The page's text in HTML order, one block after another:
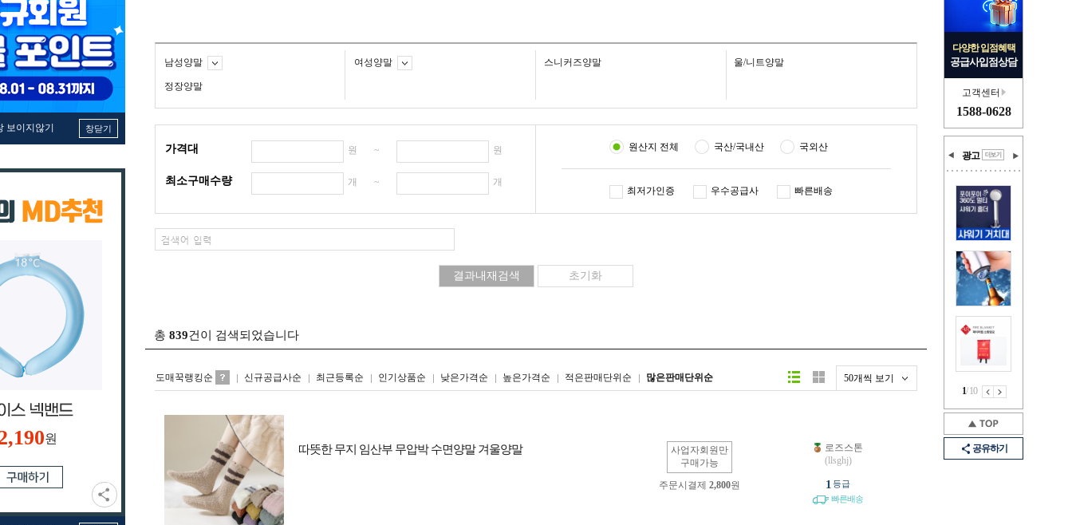
보이지않기 창닫기
원
다양한 입점혜택
공급사입점상담
고객센터
1588-0628
광고
1/10
공유하기
남성양말 여성양말 스니커즈양말 울/니트양말
정장양말
가격대 원 ~ 원
최소구매수량 개 ~ 개
원산지 전체 국산/국내산 국외산
최저가인증 우수공급사 빠른배송
총 839건이 검색되었습니다
도매꾹랭킹순 신규공급사순 최근등록순 인기상품순 낮은가격순 높은가격순 적은판매단위순 많은판매단위순 50개씩 보기
리스트형갤러리형
따뜻한 무지 임산부 무압박 수면양말 겨울양말
사업자회원만
구매가능
주문시결제 2,800원
로즈스톤
(llsghj)
1 등급
빠른배송